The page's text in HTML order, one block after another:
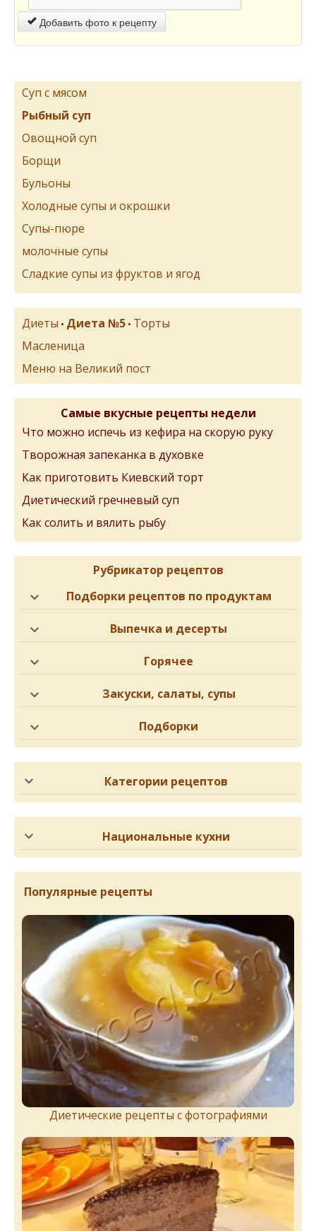
Добавить фото к рецепту
Суп с мясом
Рыбный суп
Овощной суп
Борщи
Бульоны
Холодные супы и окрошки
Супы-пюре
молочные супы
Сладкие супы из фруктов и ягод
Диеты • Диета №5 • Торты
Масленица
Меню на Великий пост
Самые вкусные рецепты недели
Что можно испечь из кефира на скорую руку
Творожная запеканка в духовке
Как приготовить Киевский торт
Диетический гречневый суп
Как солить и вялить рыбу
Рубрикатор рецептов
Подборки рецептов по продуктам
Выпечка и десерты
Горячее
Закуски, салаты, супы
Подборки
Категории рецептов
Национальные кухни
Популярные рецепты
Диетические рецепты с фотографиями